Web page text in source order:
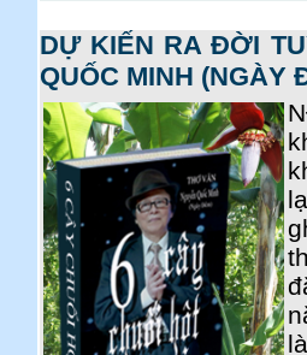
DỰ KIẾN RA ĐỜI
QUỐC MINH (NGÀY